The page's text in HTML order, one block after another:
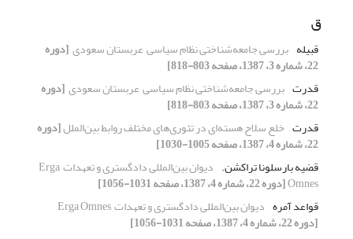
ق
قبیله بررسی جامعه‌شناختی نظام سیاسی ‏ عربستان سعودی ‏[دوره
22، شماره 3، 1387، صفحه 803-818]
قدرت بررسی جامعه‌شناختی نظام سیاسی ‏ عربستان سعودی ‏[دوره
22، شماره 3، 1387، صفحه 803-818]
قدرت خلع سلاح هسته‌ای در تئوری‌های مختلف روابط ‏بین‌الملل[دوره
22، شماره 4، 1387، صفحه 1005-1030]
قضیه بارسلونا ‏تراکشن.‏
دیوان بین‌المللی دادگستری و تعهدات ‏ ‏Erga
Omnes[دوره 22، شماره 4، 1387، صفحه 1031-1056]
قواعد آمره دیوان بین‌المللی دادگستری و تعهدات ‏ ‏Erga Omnes
[دوره 22، شماره 4، 1387، صفحه 1031-1056]